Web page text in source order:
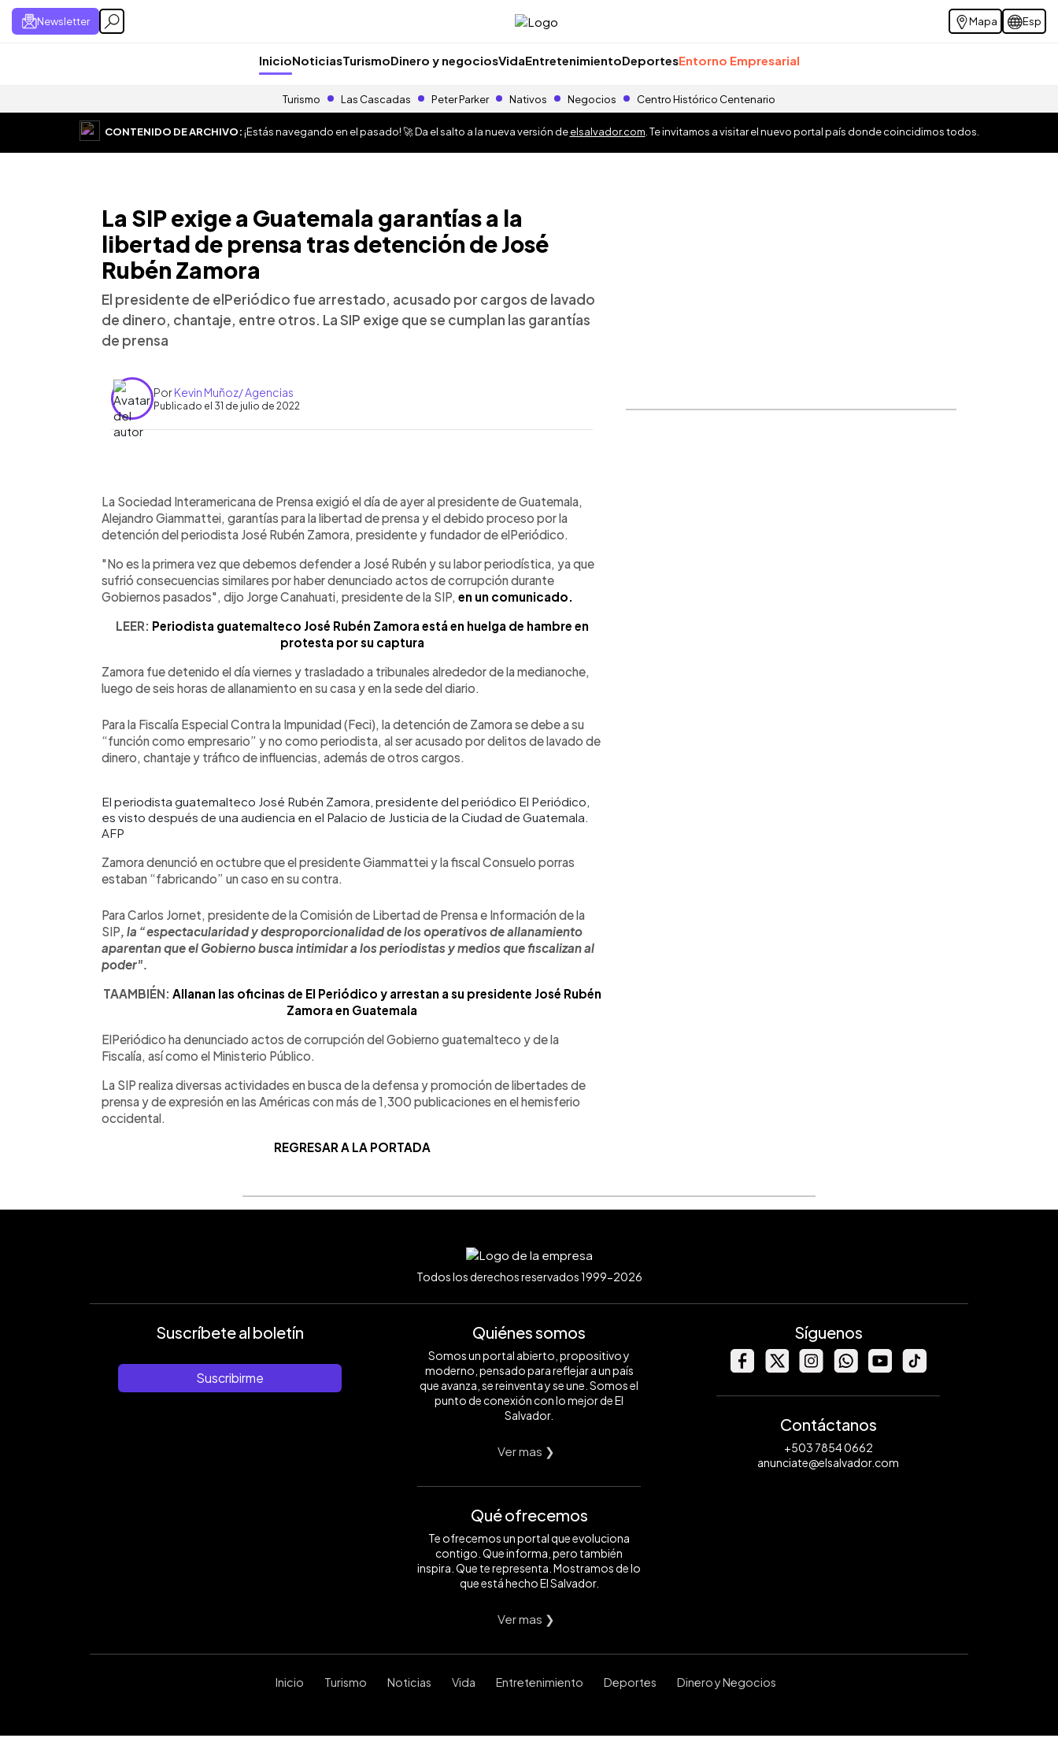
Newsletter Mapa Esp
InicioNoticiasTurismoDinero y negociosVidaEntretenimientoDeportesEntorno Empresarial
Turismo Las Cascadas Peter Parker Nativos Negocios Centro Histórico Centenario
CONTENIDO DE ARCHIVO:¡Estás navegando en el pasado! 🚀 Da el salto a la nueva versión deelsalvador.com . Te invitamos a visitar el nuevo portal país donde coincidimos todos.
La SIP exige a Guatemala garantías a la
libertad de prensa tras detención de José
Rubén Zamora
El presidente de elPeriódico fue arrestado, acusado por cargos de lavado
de dinero, chantaje, entre otros. La SIP exige que se cumplan las garantías
de prensa
PorKevin Muñoz/ Agencias
Publicado el 31 de julio de 2022
► Escuchar artículo
La Sociedad Interamericana de Prensa exigió el día de ayer al presidente de Guatemala,
Alejandro Giammattei, garantías para la libertad de prensa y el debido proceso por la
detención del periodista José Rubén Zamora, presidente y fundador de elPeriódico.
"No es la primera vez que debemos defender a José Rubén y su labor periodística, ya que
sufrió consecuencias similares por haber denunciado actos de corrupción durante
Gobiernos pasados", dijo Jorge Canahuati, presidente de la SIP, en un comunicado.
LEER: Periodista guatemalteco José Rubén Zamora está en huelga de hambre en
protesta por su captura
Zamora fue detenido el día viernes y trasladado a tribunales alrededor de la medianoche,
luego de seis horas de allanamiento en su casa y en la sede del diario.
Para la Fiscalía Especial Contra la Impunidad (Feci), la detención de Zamora se debe a su
“función como empresario” y no como periodista, al ser acusado por delitos de lavado de
dinero, chantaje y tráfico de influencias, además de otros cargos.
El periodista guatemalteco José Rubén Zamora, presidente del periódico El Periódico,
es visto después de una audiencia en el Palacio de Justicia de la Ciudad de Guatemala.
AFP
Zamora denunció en octubre que el presidente Giammattei y la fiscal Consuelo porras
estaban “fabricando” un caso en su contra.
Para Carlos Jornet, presidente de la Comisión de Libertad de Prensa e Información de la
SIP, la “espectacularidad y desproporcionalidad de los operativos de allanamiento
aparentan que el Gobierno busca intimidar a los periodistas y medios que fiscalizan al
poder".
TAAMBIÉN: Allanan las oficinas de El Periódico y arrestan a su presidente José Rubén
Zamora en Guatemala
ElPeriódico ha denunciado actos de corrupción del Gobierno guatemalteco y de la
Fiscalía, así como el Ministerio Público.
La SIP realiza diversas actividades en busca de la defensa y promoción de libertades de
prensa y de expresión en las Américas con más de 1,300 publicaciones en el hemisferio
occidental.
REGRESAR A LA PORTADA
Todos los derechos reservados 1999-2026
Suscríbete al boletín
Suscribirme
Quiénes somos
Somos un portal abierto, propositivo y
moderno, pensado para reflejar a un país
que avanza, se reinventa y se une. Somos el
punto de conexión con lo mejor de El
Salvador.
Ver mas ❯
Qué ofrecemos
Te ofrecemos un portal que evoluciona
contigo. Que informa, pero también
inspira. Que te representa. Mostramos de lo
que está hecho El Salvador.
Ver mas ❯
Síguenos
Contáctanos
+503 7854 0662
anunciate@elsalvador.com
Inicio Turismo Noticias Vida Entretenimiento Deportes Dinero y Negocios